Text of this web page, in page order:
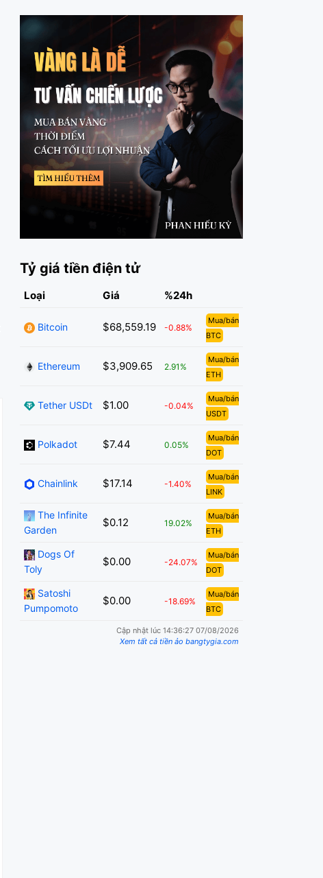
Tỷ giá tiền điện tử
Loại Giá %24h
Bitcoin $68,559.19 -0.88%
Mua/bán
BTC
Ethereum $3,909.65 2.91%
Mua/bán
ETH
Tether USDt $1.00 -0.04%
Mua/bán
USDT
Polkadot $7.44 0.05%
Mua/bán
DOT
Chainlink $17.14 -1.40%
Mua/bán
LINK
The Infinite
Garden
$0.12 19.02%
Mua/bán
ETH
Dogs Of
Toly
$0.00 -24.07%
Mua/bán
DOT
Satoshi
Pumpomoto
$0.00 -18.69%
Mua/bán
BTC
Cập nhật lúc 14:36:27 07/08/2026
Xem tất cả tiền ảo bangtygia.com